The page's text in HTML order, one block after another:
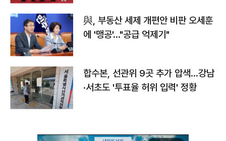
與, 부동산 세제 개편안 비판 오세훈
에 '맹공'…"공급 억제기"
합수본, 선관위 9곳 추가 압색…강남
·서초도 '투표율 허위 입력' 정황